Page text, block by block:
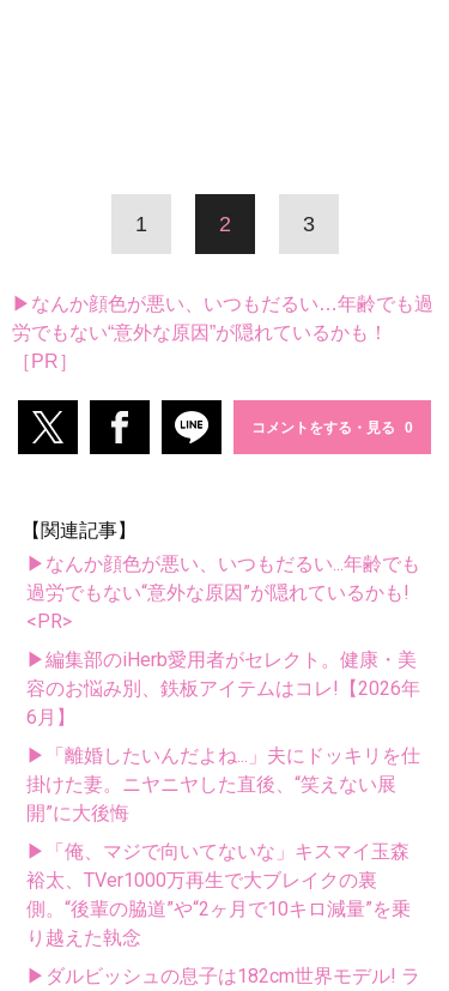
1 2 3
▶なんか顔色が悪い、いつもだるい…年齢でも過
労でもない“意外な原因”が隠れているかも！
［PR］
コメントをする・見る
【関連記事】
▶なんか顔色が悪い、いつもだるい...年齢でも
過労でもない“意外な原因”が隠れているかも!
<PR>
▶編集部のiHerb愛用者がセレクト。健康・美
容のお悩み別、鉄板アイテムはコレ!【2026年
6月】
▶「離婚したいんだよね...」夫にドッキリを仕
掛けた妻。ニヤニヤした直後、“笑えない展
開”に大後悔
▶「俺、マジで向いてないな」キスマイ玉森
裕太、TVer1000万再生で大ブレイクの裏
側。“後輩の脇道”や“2ヶ月で10キロ減量”を乗
り越えた執念
▶ダルビッシュの息子は182cm世界モデル! ラ